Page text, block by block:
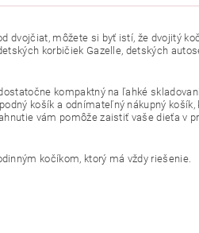
môžete si byť istí, že dvojitý
korbičiek Gazelle, detských
kompaktný na ľahké
košík a odnímateľný nákupný
vám pomôže zaistiť vaše dieťa v
kočíkom, ktorý má vždy riešenie.